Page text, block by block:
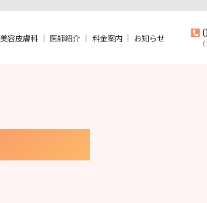
ックHANA Intelligence美容皮膚科箕面院）｜
。皮膚科・美容皮膚科を受診されたい方は当
美容皮膚科 医師紹介 料金案内 お知らせ